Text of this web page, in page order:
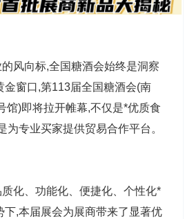
风向标,全国糖酒会始终是洞察
金窗口,第113届全国糖酒会(南
馆)即将拉开帷幕,不仅是*优质食
为专业买家提供贸易合作平台。
化、功能化、便捷化、个性化*
下,本届展会为展商带来了显著优